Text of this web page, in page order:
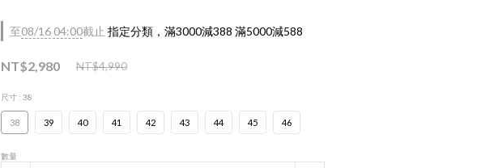
至08/16 04:00截止 指定分類，滿3000減388 滿5000減588
NT$2,980 NT$4,990
尺寸 : 38
38 39 40 41 42 43 44 45 46
數量